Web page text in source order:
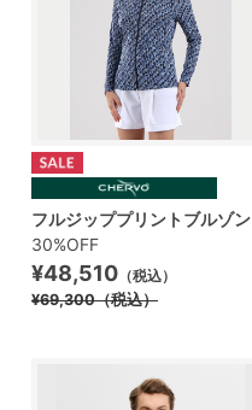
フルジッププリントブルゾン
30%OFF
¥48,510 （税込）
¥69,300（税込）